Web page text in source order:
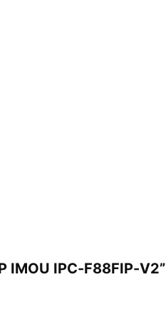
IMOU IPC-F88FIP-V2”